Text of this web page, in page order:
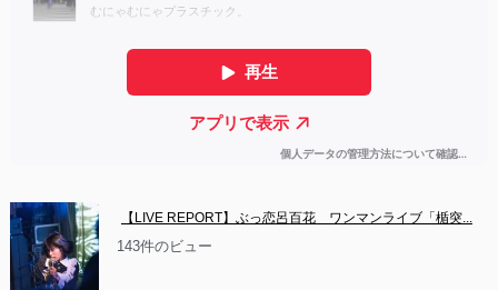
【LIVE REPORT】ぶっ恋呂百花　ワンマンライブ「楯突...
143件のビュー